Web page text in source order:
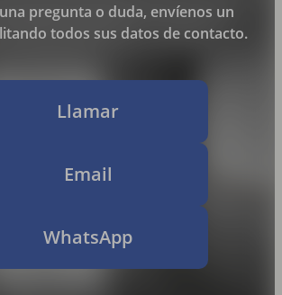
pregunta o duda, envíenos un
todos sus datos de contacto.
Llamar
Email
WhatsApp